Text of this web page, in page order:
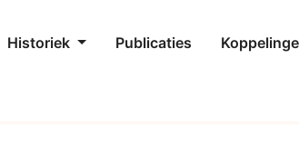
Historiek Publicaties